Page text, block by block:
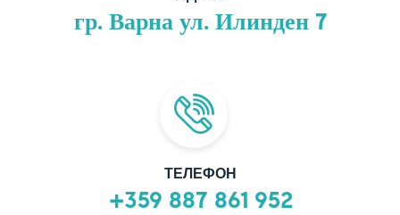
гр. Варна ул. Илинден 7
ТЕЛЕФОН
+359 887 861 952